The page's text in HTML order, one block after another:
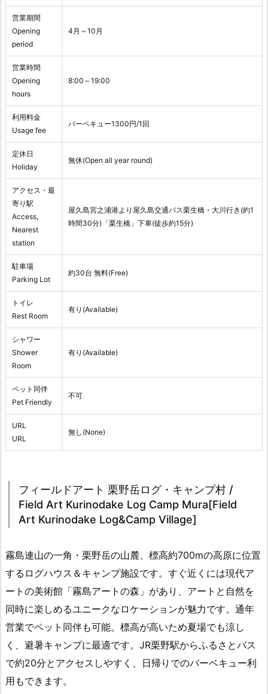
営業期間
Opening
period
4月～10月
営業時間
Opening
hours
8:00～19:00
利用料金
Usage fee
バーベキュー1300円/1回
定休日
Holiday
無休(Open all year round)
アクセス・最
寄り駅
Access,
Nearest
station
屋久島宮之浦港より屋久島交通バス栗生橋・大川行き(約1
時間30分)「栗生橋」下車(徒歩約15分)
駐車場
Parking Lot
約30台 無料(Free)
トイレ
Rest Room
有り(Available)
シャワー
Shower
Room
有り(Available)
ペット同伴
Pet Friendly
不可
URL
URL
無し(None)
フィールドアート 栗野岳ログ・キャンプ村 /
Field Art Kurinodake Log Camp Mura[Field
Art Kurinodake Log&Camp Village]
霧島連山の一角・栗野岳の山麓、標高約700mの高原に位置
するログハウス＆キャンプ施設です。すぐ近くには現代ア
ートの美術館「霧島アートの森」があり、アートと自然を
同時に楽しめるユニークなロケーションが魅力です。通年
営業でペット同伴も可能。標高が高いため夏場でも涼し
く、避暑キャンプに最適です。JR栗野駅からふるさとバス
で約20分とアクセスしやすく、日帰りでのバーベキュー利
用もできます。